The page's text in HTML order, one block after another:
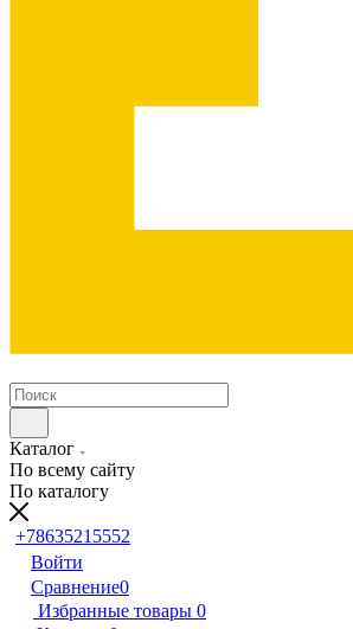
Каталог
По всему сайту
По каталогу
+78635215552
Войти
Сравнение0
Избранные товары 0